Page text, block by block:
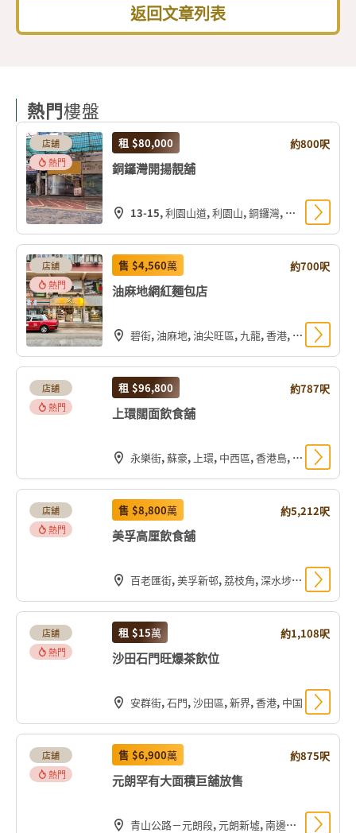
返回文章列表
熱門樓盤
店舖
熱門
租 $80,000 約800呎
銅鑼灣開揚靚舖
13-15, 利園山道, 利園山, 銅鑼灣, 灣仔區, 香港島, 香港, 中国
店舖
熱門
售 $4,560萬 約700呎
油麻地網紅麵包店
碧街, 油麻地, 油尖旺區, 九龍, 香港, 中国
店舖
熱門
租 $96,800 約787呎
上環闊面飲食舖
永樂街, 蘇豪, 上環, 中西區, 香港島, 香港, 中国
店舖
熱門
售 $8,800萬 約5,212呎
美孚高厘飲食舖
百老匯街, 美孚新邨, 荔枝角, 深水埗區, 九龍, 香港, 中国
店舖
熱門
租 $15萬 約1,108呎
沙田石門旺爆茶飲位
安群街, 石門, 沙田區, 新界, 香港, 中国
店舖
熱門
售 $6,900萬 約875呎
元朗罕有大面積巨舖放售
青山公路－元朗段, 元朗新墟, 南邊圍, 元朗區, 新界, 香港, 中国